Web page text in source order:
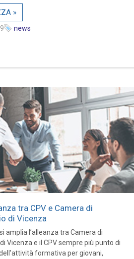
»
news
tra CPV e Camera di
di Vicenza
amplia l’alleanza tra Camera di
Vicenza e il CPV sempre più punto di
formativa per giovani,